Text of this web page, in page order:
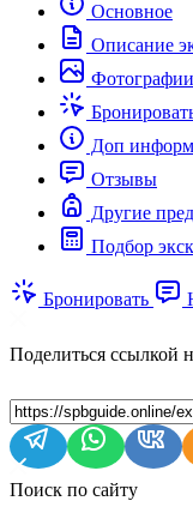
Основное
Описание
Фотографии
Доп
Отзывы
Другие
Подбор
Бронировать
Поделиться ссылкой
Поиск по сайту